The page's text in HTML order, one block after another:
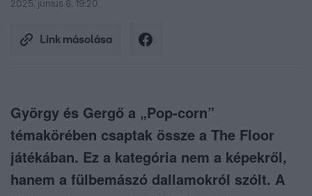
2025. június 6. 19:20
Link másolása
György és Gergő a „Pop-corn”
témakörében csaptak össze a The Floor
játékában. Ez a kategória nem a képekről,
hanem a fülbemászó dallamokról szólt. A